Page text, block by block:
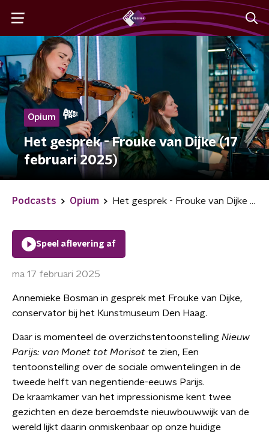
Opium
Het gesprek - Frouke van Dijke (17
februari 2025)
Podcasts Opium Het gesprek - Frouke van Dijke (17 februari 2025)
Speel aflevering af
ma 17 februari 2025
Annemieke Bosman in gesprek met Frouke van Dijke,
conservator bij het Kunstmuseum Den Haag.
Daar is momenteel de overzichstentoonstelling Nieuw
Parijs: van Monet tot Morisot te zien, Een
tentoonstelling over de sociale omwentelingen in de
tweede helft van negentiende-eeuws Parijs.
De kraamkamer van het impressionisme kent twee
gezichten en deze beroemdste nieuwbouwwijk van de
wereld lijkt daarin onmiskenbaar op onze huidige